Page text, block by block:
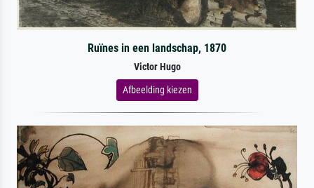
Ruïnes in een landschap, 1870
Victor Hugo
Afbeelding kiezen